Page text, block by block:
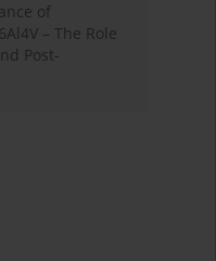
of
– The Role
Post-